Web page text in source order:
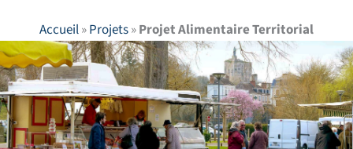
Accueil»Projets»Projet Alimentaire Territorial